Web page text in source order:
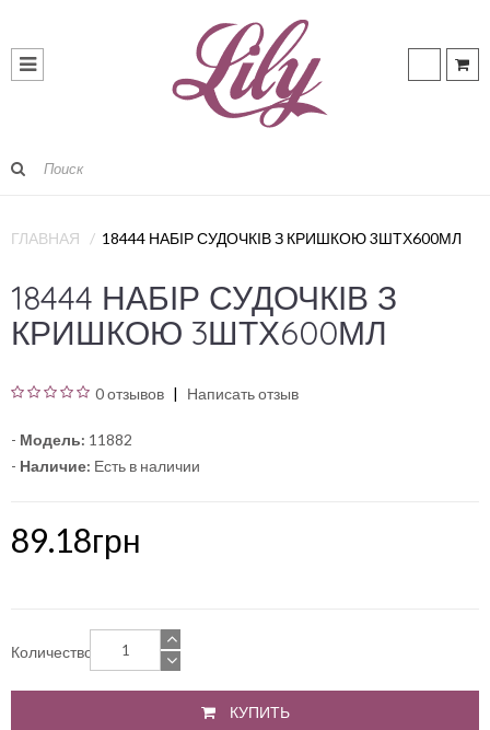
ГЛАВНАЯ 18444 НАБІР СУДОЧКІВ З КРИШКОЮ 3ШТХ600МЛ
18444 НАБІР СУДОЧКІВ З
КРИШКОЮ 3ШТХ600МЛ
0 отзывов Написать отзыв
- Модель: 11882
- Наличие: Есть в наличии
89.18грн
Количество
КУПИТЬ